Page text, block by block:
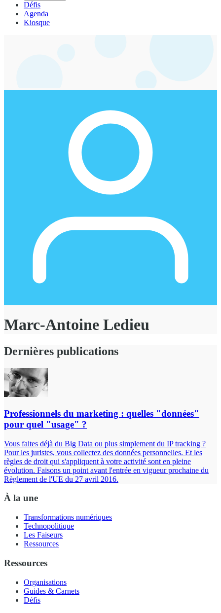
Défis
Agenda
Kiosque
Marc-Antoine Ledieu
Dernières publications
Professionnels du marketing : quelles "données"
pour quel "usage" ?
Vous faites déjà du Big Data ou plus simplement du IP tracking ?
Pour les juristes, vous collectez des données personnelles. Et les
règles de droit qui s'appliquent à votre activité sont en pleine
évolution. Faisons un point avant l'entrée en vigueur prochaine du
Règlement de l'UE du 27 avril 2016.
À la une
Transformations numériques
Technopolitique
Les Faiseurs
Ressources
Ressources
Organisations
Guides & Carnets
Défis